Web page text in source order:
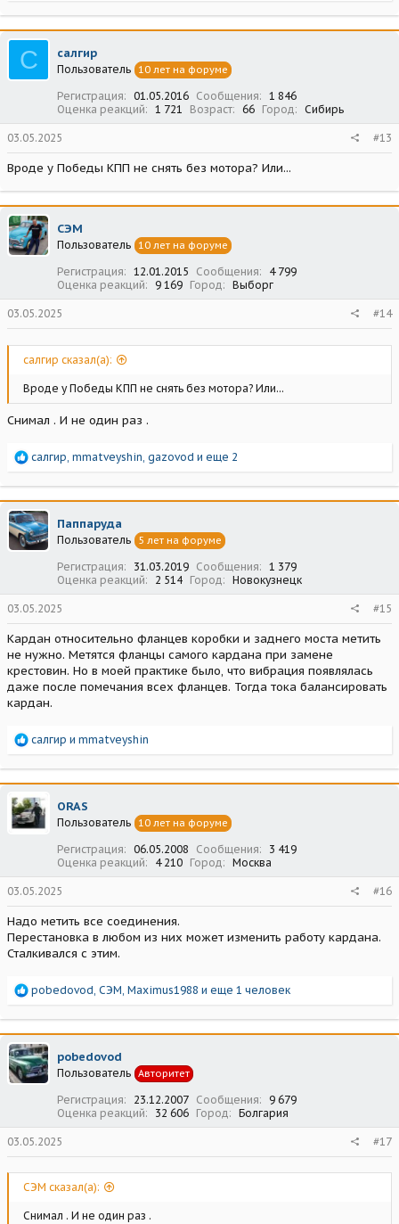
а
к
ц
и
и
С салгир
Пользователь 10 лет на форуме
Регистрация 01.05.2016 Сообщения
1 846
Оценка реакций
1 721 Возраст 66 Город Сибирь
03.05.2025 #13
Вроде у Победы КПП не снять без мотора? Или...
СЭМ
Пользователь 10 лет на форуме
Регистрация 12.01.2015 Сообщения
4 799
Оценка реакций
9 169 Город Выборг
03.05.2025 #14
салгир сказал(а):
Вроде у Победы КПП не снять без мотора? Или...
Снимал . И не один раз .
Р
а
к
ц
и
и
салгир mmatveyshin gazovod и еще 2
Паппаруда
Пользователь 5 лет на форуме
Регистрация 31.03.2019 Сообщения
1 379
Оценка реакций
2 514 Город Новокузнецк
03.05.2025 #15
Кардан относительно фланцев коробки и заднего моста метить
не нужно. Метятся фланцы самого кардана при замене
крестовин. Но в моей практике было, что вибрация появлялась
даже после помечания всех фланцев. Тогда тока балансировать
кардан.
Р
а
к
ц
и
и
салгир и mmatveyshin
ORAS
Пользователь 10 лет на форуме
Регистрация 06.05.2008 Сообщения
3 419
Оценка реакций
4 210 Город Москва
03.05.2025 #16
Надо метить все соединения.
Перестановка в любом из них может изменить работу кардана.
Сталкивался с этим.
Р
а
к
ц
и
и
pobedovod СЭМ Maximus1988 и еще 1 человек
pobedovod
Пользователь Авторитет
Регистрация 23.12.2007 Сообщения
9 679
Оценка реакций
32 606 Город Болгария
03.05.2025 #17
СЭМ сказал(а):
Снимал . И не один раз .